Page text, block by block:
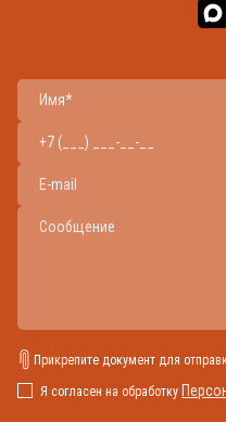
Прикрепите документ для
Я согласен на обработку